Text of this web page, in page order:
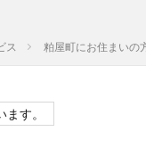
ス 粕屋町にお住まいの
す。